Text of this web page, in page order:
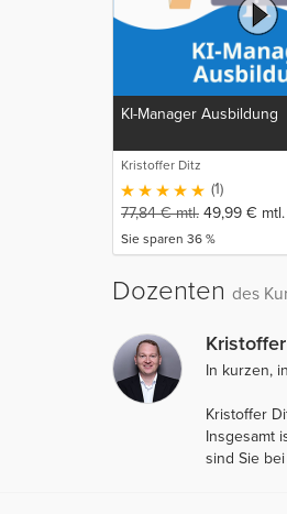
KI-Manager Ausbildung
Kristoffer Ditz
(1)
77,84€mtl. 49,99 € mtl.
Sie sparen 36 %
Dozenten des
In kurzen,
Kristoffer
Insgesamt
sind Sie